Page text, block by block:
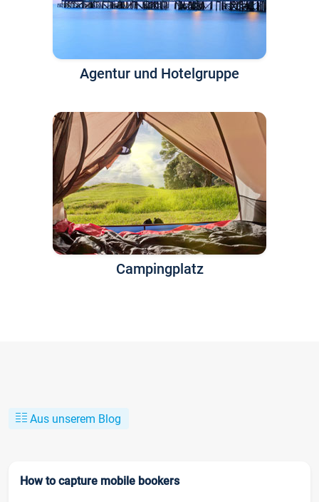
Agentur und Hotelgruppe
Campingplatz
Aus unserem Blog
How to capture mobile bookers